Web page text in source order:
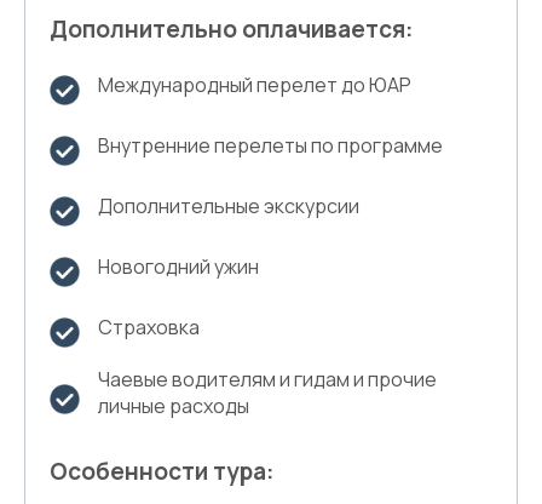
Дополнительно оплачивается:
Международный перелет до ЮАР
Внутренние перелеты по программе
Дополнительные экскурсии
Новогодний ужин
Страховка
Чаевые водителям и гидам и прочие
личные расходы
Особенности тура: